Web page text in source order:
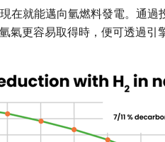
在就能邁向氫燃料發電。通
更容易取得時，便可透過引